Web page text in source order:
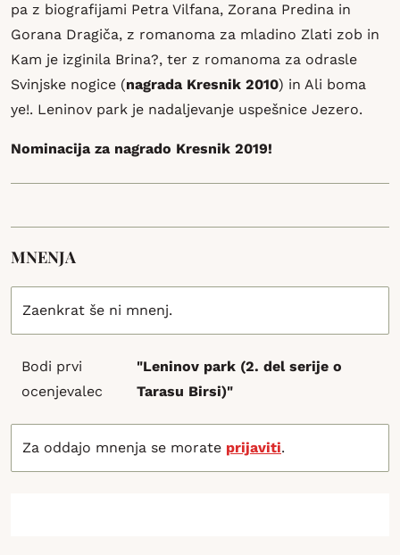
pa z biografijami Petra Vilfana, Zorana Predina in
Gorana Dragiča, z romanoma za mladino Zlati zob in
Kam je izginila Brina?, ter z romanoma za odrasle
Svinjske nogice (nagrada Kresnik 2010) in Ali boma
ye!. Leninov park je nadaljevanje uspešnice Jezero.
Nominacija za nagrado Kresnik 2019!
MNENJA
Zaenkrat še ni mnenj.
Bodi prvi
ocenjevalec
"Leninov park (2. del serije o
Tarasu Birsi)"
Za oddajo mnenja se morate prijaviti.